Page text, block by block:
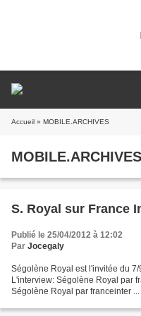
Accueil » MOBILE.ARCHIVES
MOBILE.ARCHIVES
S. Royal sur France
Publié le 25/04/2012 à 12:02
Par Jocegaly
Ségolène Royal est l'invitée du
L'interview: Ségolène Royal par
Ségolène Royal par franceinter